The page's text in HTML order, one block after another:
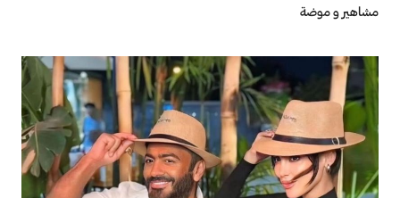
مشاهير و موضة